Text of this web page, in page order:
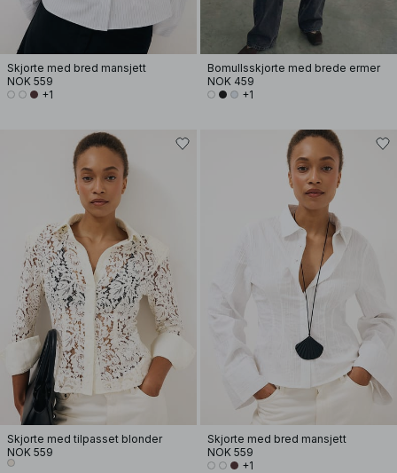
Skjorte med bred mansjett
NOK 559
+1
Bomullsskjorte med brede ermer
NOK 459
+1
Skjorte med tilpasset blonder
NOK 559
Skjorte med bred mansjett
NOK 559
+1